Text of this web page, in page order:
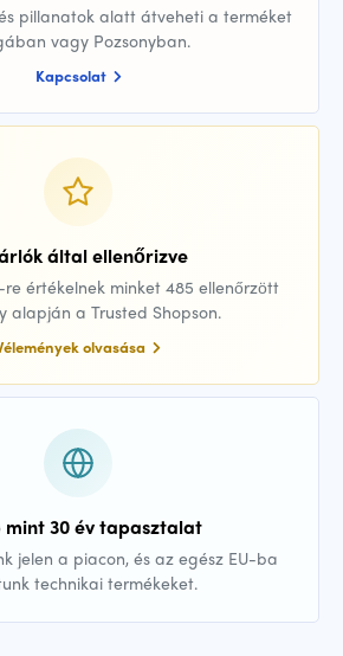
pillanatok alatt átveheti a terméket
vagy Pozsonyban.
Kapcsolat
által ellenőrizve
re értékelnek minket 485 ellenőrzött
alapján a Trusted Shopson.
olvasása
mint 30 év tapasztalat
jelen a piacon, és az egész EU-ba
technikai termékeket.